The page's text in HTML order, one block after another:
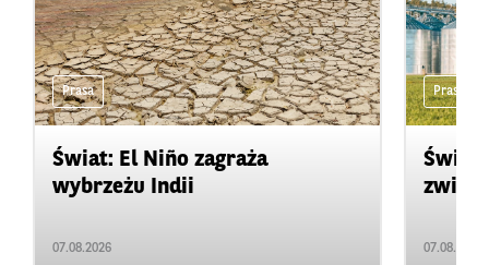
Prasa
Świat: El Niño zagraża
wybrzeżu Indii
07.08.2026
Prasa
07.08.2026